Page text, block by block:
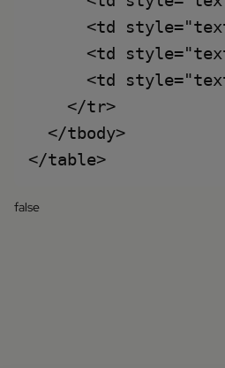
<td
<td
<td
    </tr>
  </tbody>
false